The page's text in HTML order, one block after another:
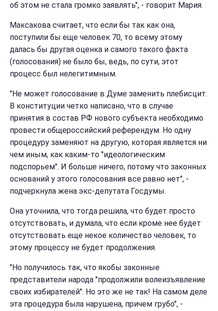
об этом не стала громко заявлять", - говорит Мария.
Максакова считает, что если бы так как она,
поступили бы еще человек 70, то всему этому
далась бы другая оценка и самого такого факта
(голосования) не было бы, ведь, по сути, этот
процесс был нелегитимным.
"Не может голосование в Думе заменить плебисцит.
В конституции четко написано, что в случае
принятия в состав РФ нового субъекта необходимо
провести общероссийский референдум. Но одну
процедуру заменяют на другую, которая является ни
чем иным, как каким-то "идеологическим
подспорьем". И больше ничего, потому что законных
оснований у этого голосования все равно нет", -
подчеркнула жена экс-депутата Госдумы.
Она уточнила, что тогда решила, что будет просто
отсутствовать, и думала, что если кроме нее будет
отсутствовать еще некое количество человек, то
этому процессу не будет продолжения.
"Но получилось так, что якобы законные
представители народа "продолжили волеизъявление
своих избирателей". Но это же не так! На самом деле
эта процедура была нарушена, причем грубо", -